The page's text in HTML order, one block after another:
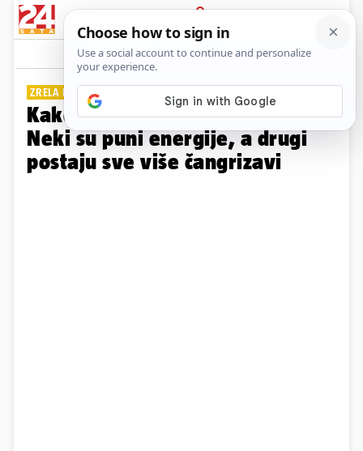
PRIJAVA
Galerija Komentari
ZRELA DOB U ASTROLOGIJI
Kako stare znakovi Zodijaka?
Neki su puni energije, a drugi
postaju sve više čangrizavi